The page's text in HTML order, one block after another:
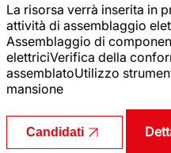
La risorsa verrà inserita in
attività di assemblaggio
Assemblaggio di
elettriciVerifica della
assemblatoUtilizzo
mansione
Candidati